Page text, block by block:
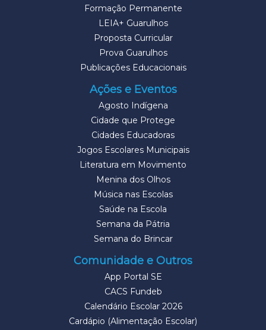
Formação Permanente
LEIA+ Guarulhos
Proposta Curricular
Prova Guarulhos
Publicações Educacionais
Ações e Eventos
Agosto Indígena
Cidade que Protege
Cidades Educadoras
Jogos Escolares Municipais
Literatura em Movimento
Menina dos Olhos
Música nas Escolas
Saúde na Escola
Semana da Pátria
Semana do Brincar
Comunidade e Outros
App Portal SE
CACS Fundeb
Calendário Escolar 2026
Cardápio (Alimentação Escolar)